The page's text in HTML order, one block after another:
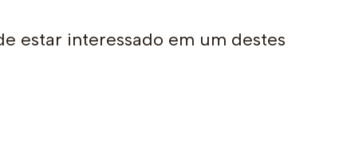
estar interessado em um destes